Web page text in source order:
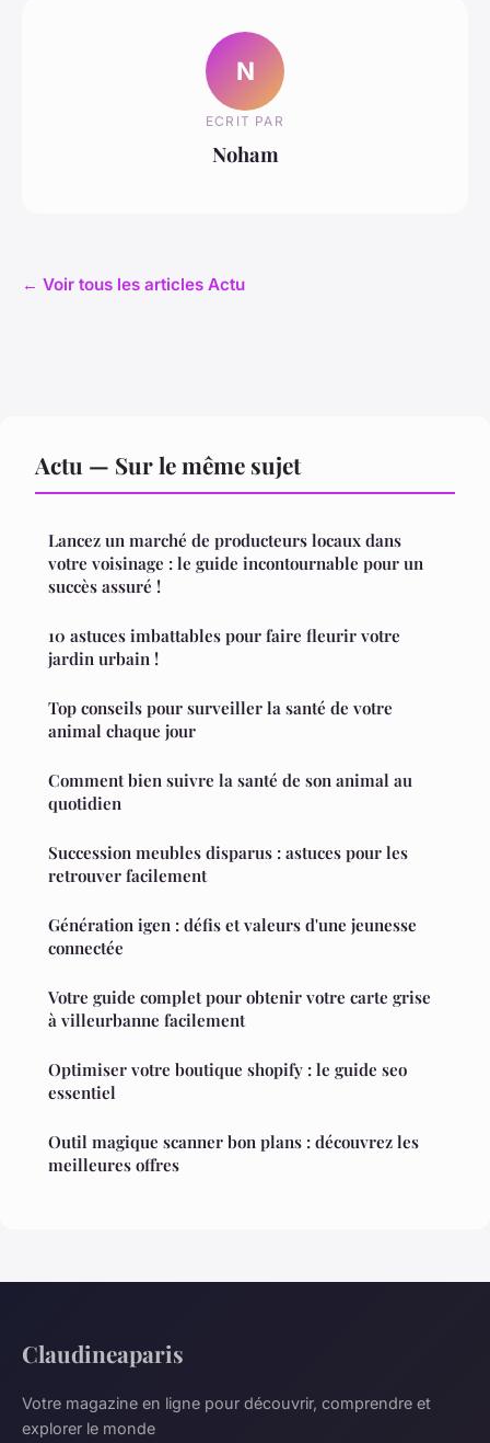
N
ECRIT PAR
Noham
← Voir tous les articles Actu
Actu — Sur le même sujet
Lancez un marché de producteurs locaux dans
votre voisinage : le guide incontournable pour un
succès assuré !
10 astuces imbattables pour faire fleurir votre
jardin urbain !
Top conseils pour surveiller la santé de votre
animal chaque jour
Comment bien suivre la santé de son animal au
quotidien
Succession meubles disparus : astuces pour les
retrouver facilement
Génération igen : défis et valeurs d'une jeunesse
connectée
Votre guide complet pour obtenir votre carte grise
à villeurbanne facilement
Optimiser votre boutique shopify : le guide seo
essentiel
Outil magique scanner bon plans : découvrez les
meilleures offres
Claudineaparis
Votre magazine en ligne pour découvrir, comprendre et
explorer le monde